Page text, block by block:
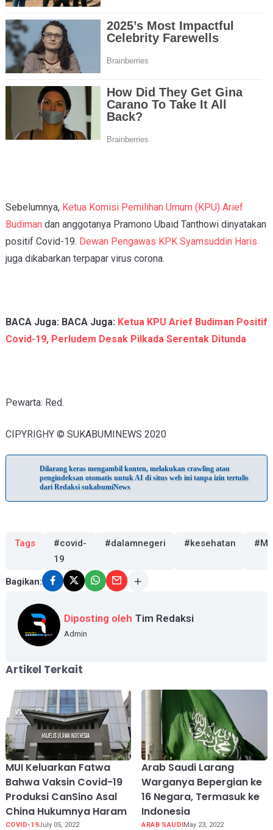
Sebelumnya, Ketua Komisi Pemilihan Umum (KPU) Arief
Budiman dan anggotanya Pramono Ubaid Tanthowi dinyatakan
positif Covid-19. Dewan Pengawas KPK Syamsuddin Haris
juga dikabarkan terpapar virus corona.
BACA Juga: BACA Juga: Ketua KPU Arief Budiman Positif
Covid-19, Perludem Desak Pilkada Serentak Ditunda
Pewarta: Red.
CIPYRIGHY © SUKABUMINEWS 2020
Dilarang keras mengambil konten, melakukan crawling atau
pengindeksan otomatis untuk AI di situs web ini tanpa izin tertulis
dari Redaksi sukabumiNews
Tags
#covid-
19
#dalamnegeri #kesehatan
Bagikan:
Diposting oleh Tim Redaksi
Admin
Artikel Terkait
MUI Keluarkan Fatwa
Bahwa Vaksin Covid-19
Produksi CanSino Asal
China Hukumnya Haram
COVID-19July 05, 2022
Arab Saudi Larang
Warganya Bepergian ke
16 Negara, Termasuk ke
Indonesia
ARAB SAUDI May 23, 2022